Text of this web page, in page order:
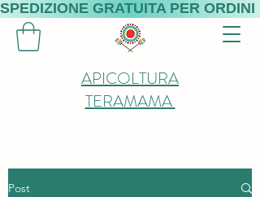
APICOLTURA
TERAMAMA
SPEDIZIONE GRATUITA PER
Post